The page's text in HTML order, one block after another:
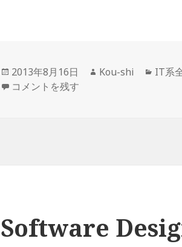
投
稿
2013年8月16日
作
Kou-shi
カ
IT系
Software Design 1991年4月号 に
コメントを残す
Software